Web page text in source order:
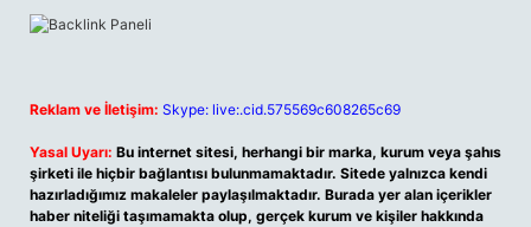
Reklam ve İletişim: Skype: live:.cid.575569c608265c69
Yasal Uyarı: Bu internet sitesi, herhangi bir marka, kurum veya şahıs
şirketi ile hiçbir bağlantısı bulunmamaktadır. Sitede yalnızca kendi
hazırladığımız makaleler paylaşılmaktadır. Burada yer alan içerikler
haber niteliği taşımamakta olup, gerçek kurum ve kişiler hakkında